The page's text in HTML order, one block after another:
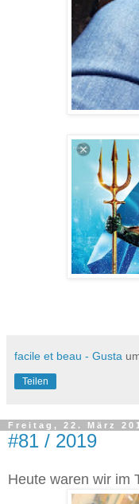
facile et beau - Gusta
Teilen
Freitag, 22. März
#81 / 2019
Heute waren wir im